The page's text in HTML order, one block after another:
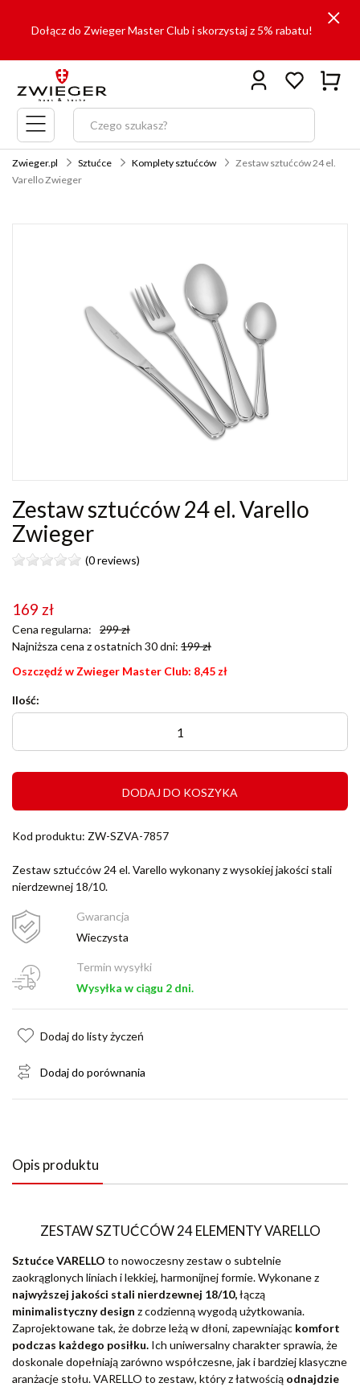
Dołącz do Zwieger Master Club i skorzystaj z 5% rabatu!
Menu
główne
Zwieger.pl Sztućce Komplety sztućców
Zestaw sztućców 24 el.
Varello Zwieger
Zestaw sztućców 24 el. Varello
Zwieger
(0 reviews)
169 zł
Cena regularna: 299zł
Najniższa cena z ostatnich 30 dni: 199zł
Oszczędź w Zwieger Master Club: 8,45 zł
Ilość:
DODAJ DO KOSZYKA
Kod produktu: ZW-SZVA-7857
Zestaw sztućców 24 el. Varello wykonany z wysokiej jakości stali
nierdzewnej 18/10.
Gwarancja
Wieczysta
Termin wysyłki
Wysyłka w ciągu 2 dni.
Dodaj do listy życzeń
Dodaj do porównania
Opis produktu
ZESTAW SZTUĆCÓW 24 ELEMENTY VARELLO
Sztućce VARELLO to nowoczesny zestaw o subtelnie
zaokrąglonych liniach i lekkiej, harmonijnej formie. Wykonane z
najwyższej jakości stali nierdzewnej 18/10,łączą
minimalistyczny design z codzienną wygodą użytkowania.
Zaprojektowane tak, że dobrze leżą w dłoni, zapewniając komfort
podczas każdego posiłku. Ich uniwersalny charakter sprawia, że
doskonale dopełniają zarówno współczesne, jak i bardziej klasyczne
aranżacje stołu. VARELLO to zestaw, który z łatwością odnajdzie